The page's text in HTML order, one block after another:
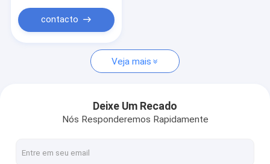
contacto
Veja mais
Deixe Um Recado
Nós Responderemos Rapidamente